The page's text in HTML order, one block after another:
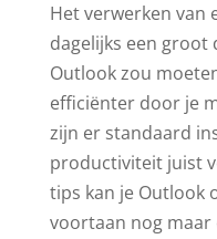
Het verwerken van
dagelijks een groot
Outlook zou
efficiënter door je
zijn er standaard
productiviteit juist
tips kan je Outlook
voortaan nog maar